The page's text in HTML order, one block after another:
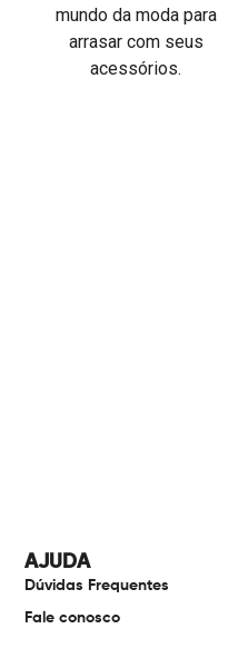
mundo da moda para
arrasar com seus
acessórios.
AJUDA
Dúvidas Frequentes
Fale conosco